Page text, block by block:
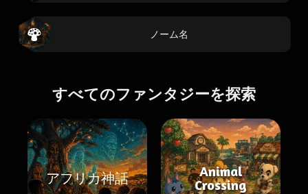
ノーム名
すべてのファンタジーを探索
アフリカ神話
Animal
Crossing